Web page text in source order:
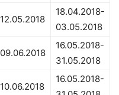
12.05.2018
18.04.2018-
03.05.2018
09.06.2018
16.05.2018-
31.05.2018
10.06.2018
16.05.2018-